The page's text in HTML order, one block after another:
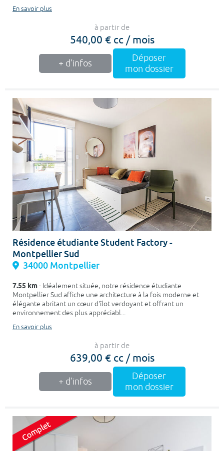
En savoir plus
à partir de
540,00 € cc / mois
+ d'infos
Déposer
mon dossier
Résidence étudiante Student Factory -
Montpellier Sud
34000 Montpellier
7.55 km- Idéalement située, notre résidence étudiante
Montpellier Sud affiche une architecture à la fois moderne et
élégante abritant un cœur d'îlot verdoyant et offrant un
environnement des plus appréciabl...
En savoir plus
à partir de
639,00 € cc / mois
+ d'infos
Déposer
mon dossier